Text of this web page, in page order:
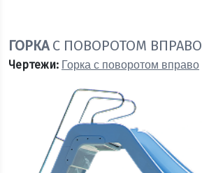
ГОРКАС ПОВОРОТОМ ВПРАВО
Чертежи: Горка с поворотом вправо